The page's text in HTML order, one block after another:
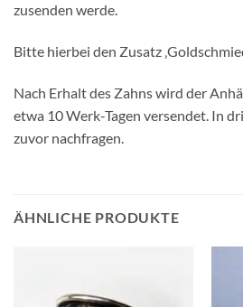
zusenden werde.
Bitte hierbei den Zusatz
Nach Erhalt des Zahns wird der
etwa 10 Werk-Tagen versendet. In
zuvor nachfragen.
ÄHNLICHE PRODUKTE